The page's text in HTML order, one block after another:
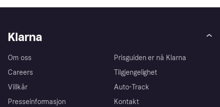
Klarna
Om oss
Careers
Villkår
Presseinformasjon
Prisguiden er nå Klarna
Tilgjengelighet
Auto-Track
Kontakt